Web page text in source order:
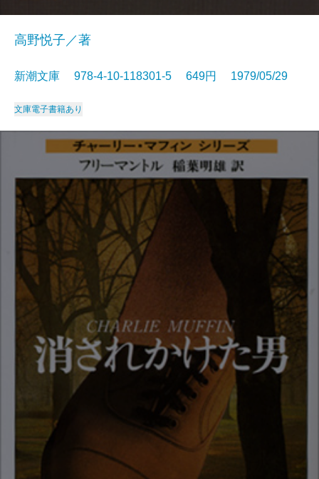
高野悦子／著
新潮文庫 978-4-10-118301-5 649円 1979/05/29
文庫電子書籍あり